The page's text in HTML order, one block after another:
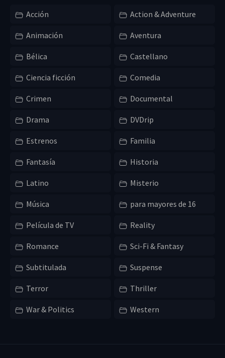
Acción Action & Adventure
Animación Aventura
Bélica Castellano
Ciencia ficción Comedia
Crimen Documental
Drama DVDrip
Estrenos Familia
Fantasía Historia
Latino Misterio
Música para mayores de 16
Película de TV Reality
Romance Sci-Fi & Fantasy
Subtitulada Suspense
Terror Thriller
War & Politics Western